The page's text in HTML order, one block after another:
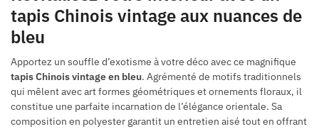
tapis Chinois vintage aux nuances de
bleu
Apportez un souffle d’exotisme à votre déco avec ce magnifique
tapis Chinois vintage en bleu. Agrémenté de motifs traditionnels
qui mêlent avec art formes géométriques et ornements floraux, il
constitue une parfaite incarnation de l’élégance orientale. Sa
composition en polyester garantit un entretien aisé tout en offrant